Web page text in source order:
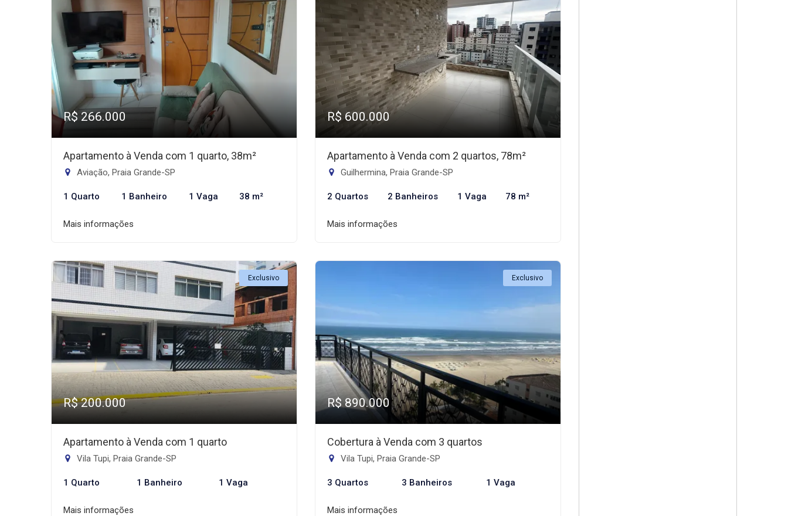
R$ 266.000
Apartamento à Venda com 1 quarto, 38m²
Aviação, Praia Grande-SP
1 Quarto 1 Banheiro 1 Vaga 38 m²
Mais informações
R$ 600.000
Apartamento à Venda com 2 quartos, 78m²
Guilhermina, Praia Grande-SP
2 Quartos 2 Banheiros 1 Vaga 78 m²
Mais informações
Exclusivo
R$ 200.000
Apartamento à Venda com 1 quarto
Vila Tupi, Praia Grande-SP
1 Quarto 1 Banheiro 1 Vaga
Mais informações
Exclusivo
R$ 890.000
Cobertura à Venda com 3 quartos
Vila Tupi, Praia Grande-SP
3 Quartos 3 Banheiros 1 Vaga
Mais informações